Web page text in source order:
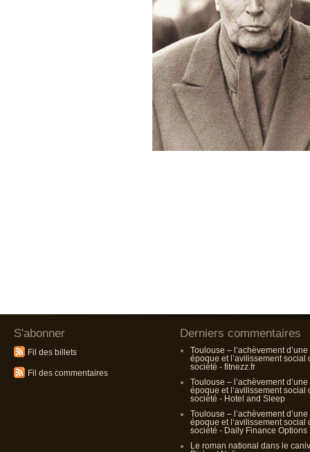
S'abonner
Fil des billets
Fil des commentaires
Derniers commentaires
Toulouse – l’achèvement d’une
époque et l’avilissement social
société - fitnezz.fr
Toulouse – l’achèvement d’une
époque et l’avilissement social
société - Hotel and Sleep
Toulouse – l’achèvement d’une
époque et l’avilissement social
société - Daily Finance Options
Le roman national dans le